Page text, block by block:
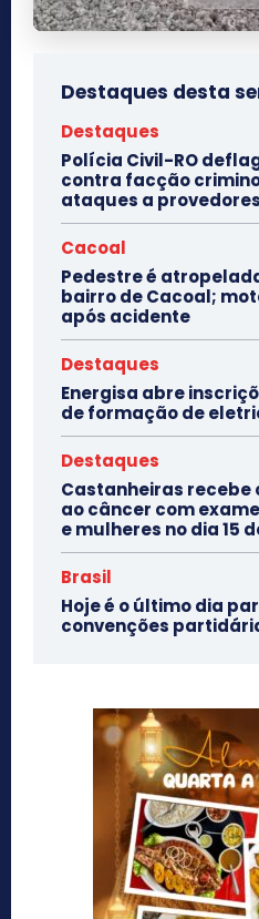
Destaques desta
Destaques
Polícia Civil-RO
contra facção
ataques a
Cacoal
Pedestre é
bairro de Cacoal;
após acidente
Destaques
Energisa abre
de formação de
Destaques
Castanheiras recebe
ao câncer com
e mulheres no dia 15
Brasil
Hoje é o último dia
convenções